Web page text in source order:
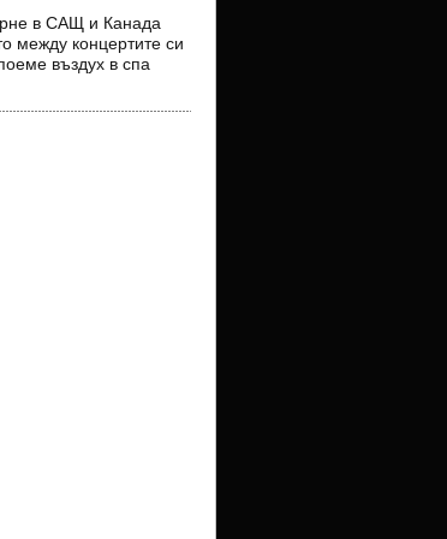
в САЩ и Канада
между концертите си
въздух в спа